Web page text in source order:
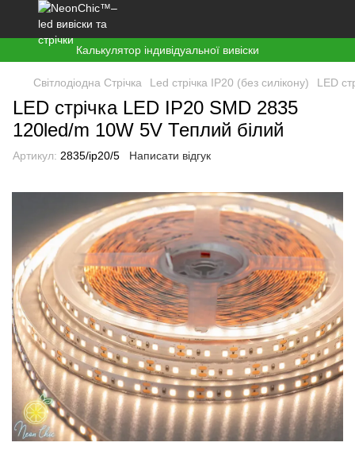
Калькулятор індивідуальної вивіски
Світлодіодна Стрічка Led стрічка ІР20 (без силікону) LED
LED стрічка LED IP20 SMD 2835
120led/m 10W 5V Теплий білий
Артикул: 2835/ір20/5 Написати відгук